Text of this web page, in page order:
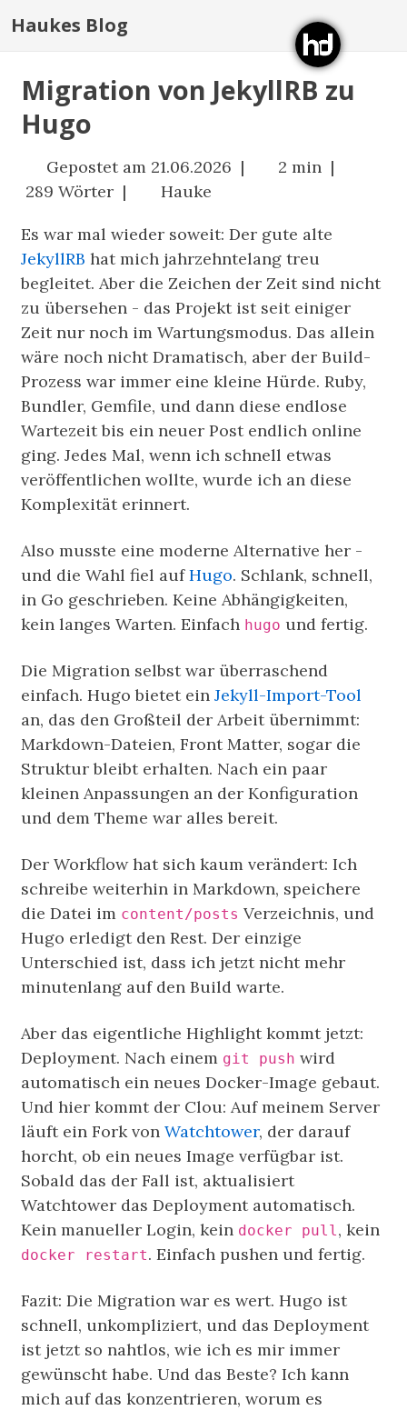
Haukes Blog
Migration von JekyllRB zu
Hugo
Gepostet am 21.06.2026 |
2 min |
289 Wörter |
Hauke
Es war mal wieder soweit: Der gute alte
JekyllRB hat mich jahrzehntelang treu
begleitet. Aber die Zeichen der Zeit sind nicht
zu übersehen - das Projekt ist seit einiger
Zeit nur noch im Wartungsmodus. Das allein
wäre noch nicht Dramatisch, aber der Build-
Prozess war immer eine kleine Hürde. Ruby,
Bundler, Gemfile, und dann diese endlose
Wartezeit bis ein neuer Post endlich online
ging. Jedes Mal, wenn ich schnell etwas
veröffentlichen wollte, wurde ich an diese
Komplexität erinnert.
Also musste eine moderne Alternative her -
und die Wahl fiel aufHugo. Schlank, schnell,
in Go geschrieben. Keine Abhängigkeiten,
kein langes Warten. Einfach hugo und fertig.
Die Migration selbst war überraschend
einfach. Hugo bietet einJekyll-Import-Tool
an, das den Großteil der Arbeit übernimmt:
Markdown-Dateien, Front Matter, sogar die
Struktur bleibt erhalten. Nach ein paar
kleinen Anpassungen an der Konfiguration
und dem Theme war alles bereit.
Der Workflow hat sich kaum verändert: Ich
schreibe weiterhin in Markdown, speichere
die Datei im content/posts Verzeichnis, und
Hugo erledigt den Rest. Der einzige
Unterschied ist, dass ich jetzt nicht mehr
minutenlang auf den Build warte.
Aber das eigentliche Highlight kommt jetzt:
Deployment. Nach einem git push wird
automatisch ein neues Docker-Image gebaut.
Und hier kommt der Clou: Auf meinem Server
läuft ein Fork vonWatchtower, der darauf
horcht, ob ein neues Image verfügbar ist.
Sobald das der Fall ist, aktualisiert
Watchtower das Deployment automatisch.
Kein manueller Login, kein docker pull, kein
docker restart. Einfach pushen und fertig.
Fazit: Die Migration war es wert. Hugo ist
schnell, unkompliziert, und das Deployment
ist jetzt so nahtlos, wie ich es mir immer
gewünscht habe. Und das Beste? Ich kann
mich auf das konzentrieren, worum es